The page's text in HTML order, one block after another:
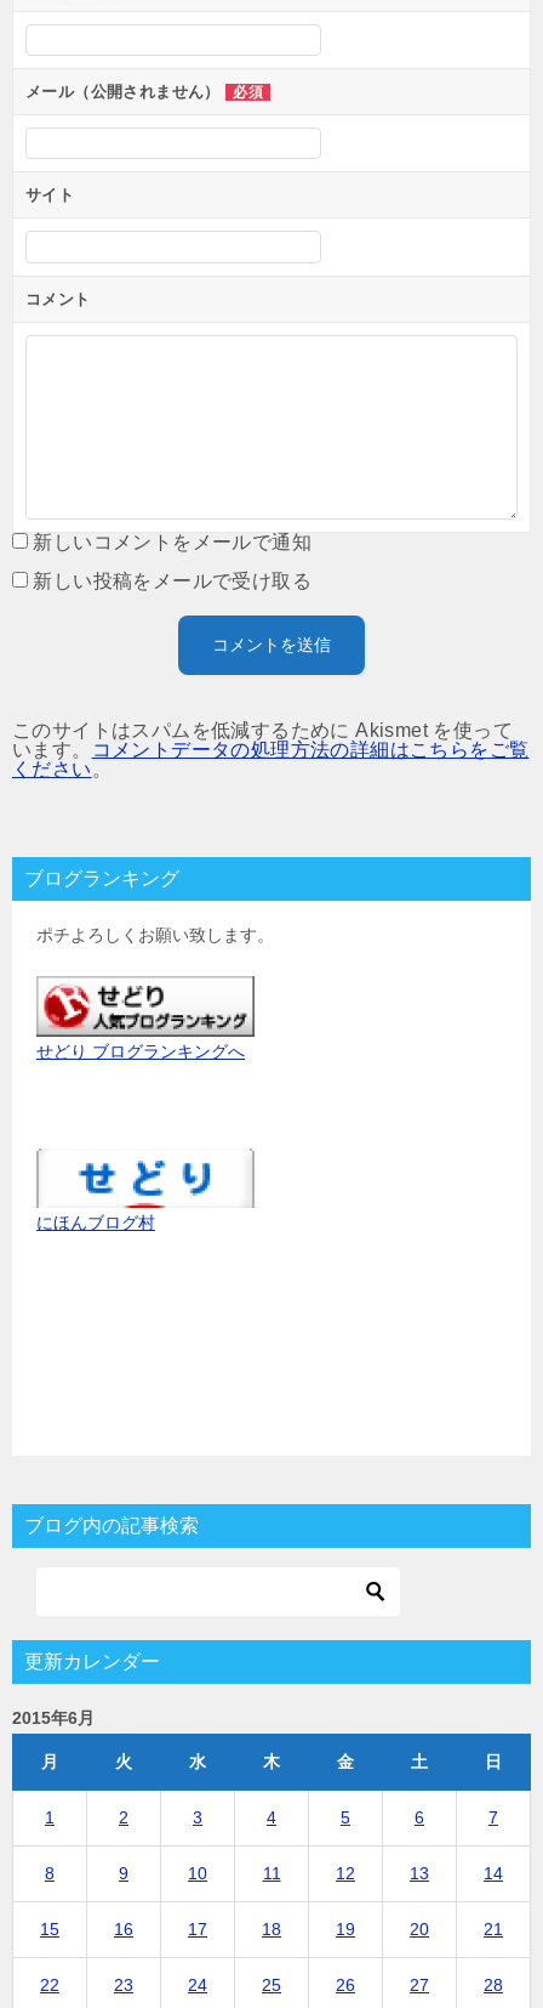
メール（公開されません） 必須
サイト
コメント
新しいコメントをメールで通知
新しい投稿をメールで受け取る
このサイトはスパムを低減するために Akismet を使って
います。
コメントデータの処理方法の詳細はこちらをご覧
ください 。
ブログランキング
ポチよろしくお願い致します。
せどり ブログランキングへ
にほんブログ村
ブログ内の記事検索
更新カレンダー
2015年6月
月 火 水 木 金 土 日
1 2 3 4 5 6 7
8 9 10 11 12 13 14
15 16 17 18 19 20 21
22 23 24 25 26 27 28